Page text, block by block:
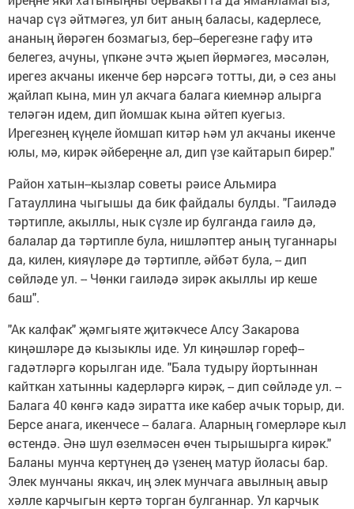
начар сүз әйтмәгез, ул бит аның баласы, кадерлесе,
ананың йөрәген бозмагыз, бер--берегезне гафу итә
белегез, ачуны, үпкәне эчтә җыеп йөрмәгез, мәсәлән,
ирегез акчаны икенче бер нәрсәгә тотты, ди, ә сез аны
җайлап кына, мин ул акчага балага киемнәр алырга
теләгән идем, дип йомшак кына әйтеп куегыз.
Ирегезнең күңеле йомшап китәр һәм ул акчаны икенче
юлы, мә, кирәк әйбереңне ал, дип үзе кайтарып бирер."
Район хатын--кызлар советы рәисе Альмира
Гатауллина чыгышы да бик файдалы булды. "Гаиләдә
тәртипле, акыллы, нык сүзле ир булганда гаилә дә,
балалар да тәртипле була, нишләптер аның туганнары
да, килен, кияүләре дә тәртипле, әйбәт була, -- дип
сөйләде ул. -- Чөнки гаиләдә зирәк акыллы ир кеше
баш".
"Ак калфак" җәмгыяте җитәкчесе Алсу Закарова
киңәшләре дә кызыклы иде. Ул киңәшләр гореф--
гадәтләргә корылган иде. "Бала тудыру йортыннан
кайткан хатынны кадерләргә кирәк, -- дип сөйләде ул. --
Балага 40 көнгә кадә зиратта ике кабер ачык торыр, ди.
Берсе анага, икенчесе -- балага. Аларның гомерләре кыл
өстендә. Әнә шул өзелмәсен өчен тырышырга кирәк."
Баланы мунча кертүнең дә үзенең матур йоласы бар.
Элек мунчаны яккач, иң элек мунчага авылның авыр
хәлле карчыгын кертә торган булганнар. Ул карчык